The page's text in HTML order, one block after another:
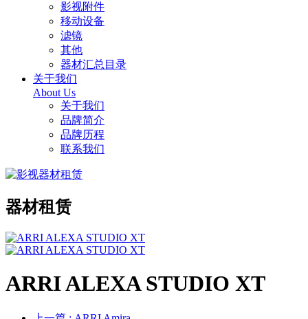
影视附件
移动设备
滤镜
其他
器材汇总目录
关于我们
About Us
关于我们
品牌简介
品牌历程
联系我们
器材租赁
ARRI ALEXA STUDIO XT